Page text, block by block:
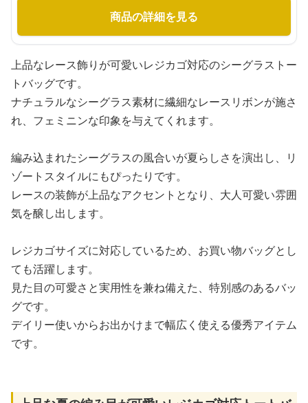
商品の詳細を見る
上品なレース飾りが可愛いレジカゴ対応のシーグラストー
トバッグです。
ナチュラルなシーグラス素材に繊細なレースリボンが施さ
れ、フェミニンな印象を与えてくれます。
編み込まれたシーグラスの風合いが夏らしさを演出し、リ
ゾートスタイルにもぴったりです。
レースの装飾が上品なアクセントとなり、大人可愛い雰囲
気を醸し出します。
レジカゴサイズに対応しているため、お買い物バッグとし
ても活躍します。
見た目の可愛さと実用性を兼ね備えた、特別感のあるバッ
グです。
デイリー使いからお出かけまで幅広く使える優秀アイテム
です。